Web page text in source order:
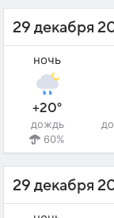
29 декабря
ночь
+20°
дождь
60%
29 декабря